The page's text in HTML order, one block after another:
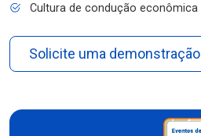
Cultura de condução econômica
Solicite uma demonstração